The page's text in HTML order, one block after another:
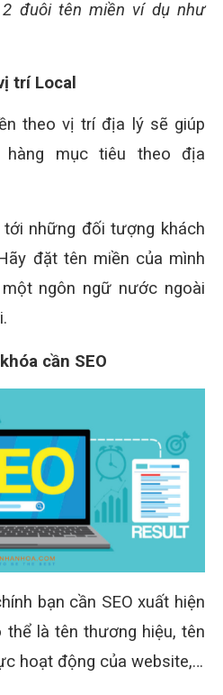
đuôi tên miền ví dụ như
trí Local
theo vị trí địa lý sẽ giúp
hàng mục tiêu theo địa
những đối tượng khách
đặt tên miền của mình
ngôn ngữ nước ngoài
cần SEO
bạn cần SEO xuất hiện
là tên thương hiệu, tên
hoạt động của website,…